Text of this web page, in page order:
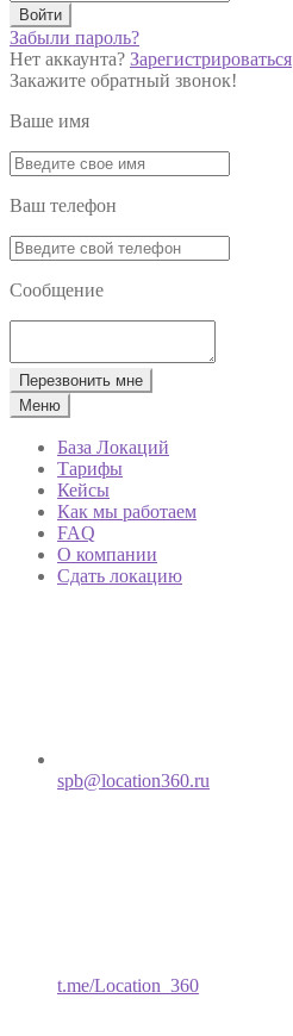
Войти
Забыли пароль?
Нет аккаунта? Зарегистрироваться
Закажите обратный звонок!
Ваше имя
Ваш телефон
Сообщение
Перезвонить мне
Меню
База Локаций
Тарифы
Кейсы
Как мы работаем
FAQ
О компании
Сдать локацию
spb@location360.ru
t.me/Location_360